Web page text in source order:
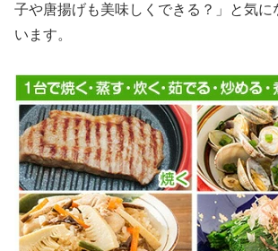
子や唐揚げも美味しくできる？」と気に
います。